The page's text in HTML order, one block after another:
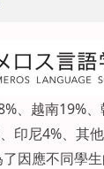
、越南19%
印尼4%、其他
了因應不同學